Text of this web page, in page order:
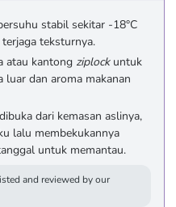
stabil sekitar -18°C
teksturnya.
atau kantong ziplock untuk
luar dan aroma makanan
dari kemasan aslinya,
lalu membekukannya
untuk memantau.
and reviewed by our